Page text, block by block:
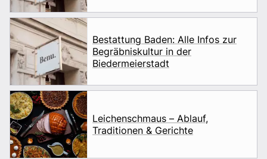
Bestattung Baden: Alle Infos zur
Begräbniskultur in der
Biedermeierstadt
Leichenschmaus – Ablauf,
Traditionen & Gerichte